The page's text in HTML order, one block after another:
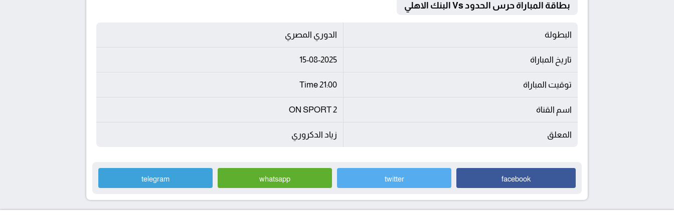
بطاقة المباراة حرس الحدود Vs البنك الاهلي
البطولة الدوري المصري
تاريخ المباراة 15-08-2025
توقيت المباراة 21:00 Time
اسم القناة ON SPORT 2
المعلق زياد الدكروري
facebook
twitter
whatsapp
telegram